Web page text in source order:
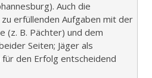
Auch die
erfüllenden Aufgaben mit der
(z. B. Pächter) und dem
Seiten; Jäger als
den Erfolg entscheidend